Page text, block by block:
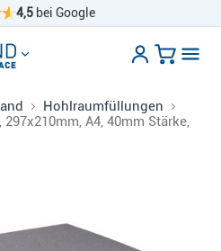
4,5 bei Google
Hohlraumfüllungen
A4, 40mm Stärke,